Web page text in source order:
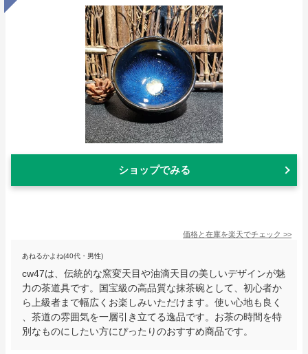
ショップでみる
価格と在庫を楽天でチェック >>
あねるかよね(40代・男性)
cw47は、伝統的な窯変天目や油滴天目の美しいデザインが魅
力の茶道具です。国宝級の高品質な抹茶碗として、初心者か
ら上級者まで幅広くお楽しみいただけます。使い心地も良く
、茶道の雰囲気を一層引き立てる逸品です。お茶の時間を特
別なものにしたい方にぴったりのおすすめ商品です。